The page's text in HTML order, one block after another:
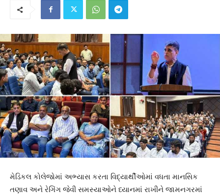
મેડિકલ કોલેજોમાં અભ્યાસ કરતા વિદ્યાર્થીઓમાં વધતા માનસિક
તણાવ અને રેગિંગ જેવી સમસ્યાઓને ધ્યાનમાં રાખીને જામનગરમાં